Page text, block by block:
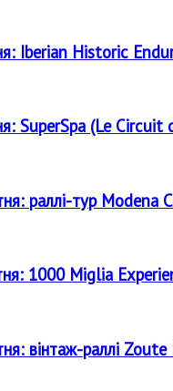
Iberian Historic
SuperSpa (Le Circuit
раллі-тур Modena
1000 Miglia
вінтаж-раллі